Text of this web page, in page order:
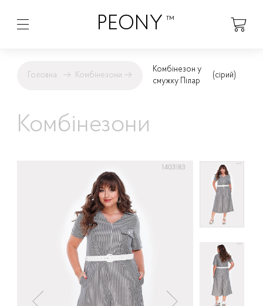
PEONY ™
Головна → Комбінезони →
Комбінезон у
смужку Пілар
(сірий)
Комбінезони